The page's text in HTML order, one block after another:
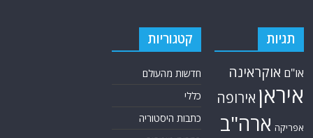
תגיות
או"ם אוקראינה
איראן אירופה
אפריקה ארה"ב
קטגוריות
חדשות מהעולם
כללי
כתבות היסטוריה